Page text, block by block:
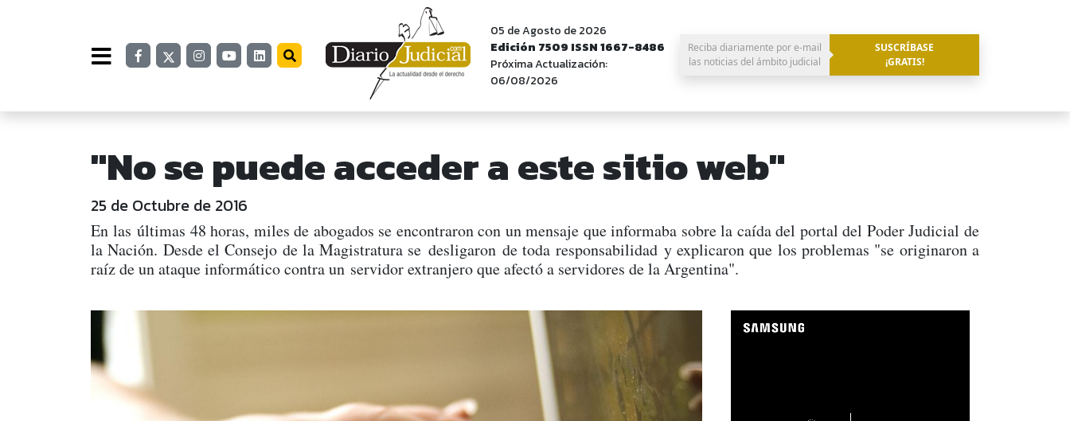
05 de Agosto de 2026
Edición 7509 ISSN 1667-8486
Próxima Actualización:
06/08/2026
Reciba diariamente por e-mail
las noticias del ámbito judicial
SUSCRÍBASE
¡GRATIS!
"No se puede acceder a este sitio web"
25 de Octubre de 2016
En las últimas 48 horas, miles de abogados se encontraron con un mensaje que informaba sobre la caída del portal del Poder Judicial de
la Nación. Desde el Consejo de la Magistratura se desligaron de toda responsabilidad y explicaron que los problemas "se originaron a
raíz de un ataque informático contra un servidor extranjero que afectó a servidores de la Argentina".